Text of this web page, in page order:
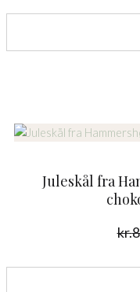
Juleskål fra
kr.